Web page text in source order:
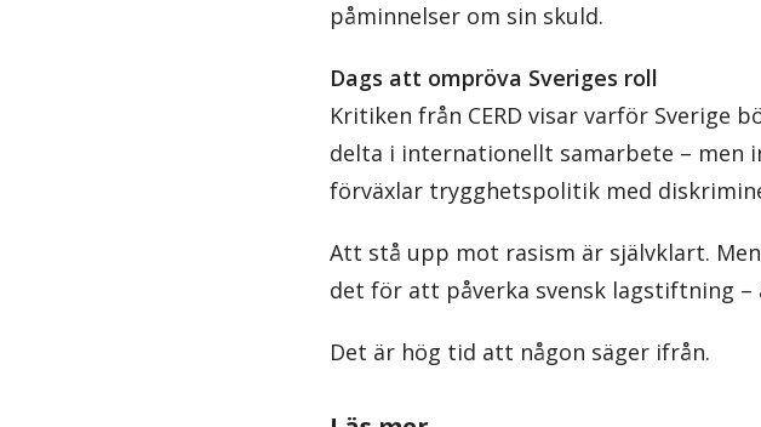
påminnelser om sin skuld.
Dags att ompröva Sveriges roll
Kritiken från CERD visar varför Sverige
delta i internationellt samarbete – men
förväxlar trygghetspolitik med
Att stå upp mot rasism är självklart.
det för att påverka svensk lagstiftning
Det är hög tid att någon säger ifrån.